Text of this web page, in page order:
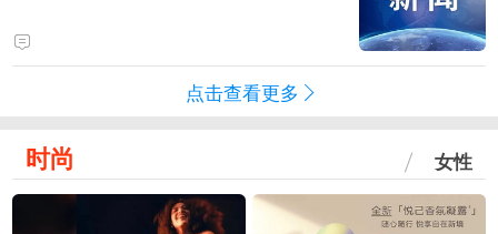
点击查看更多
时尚 女性